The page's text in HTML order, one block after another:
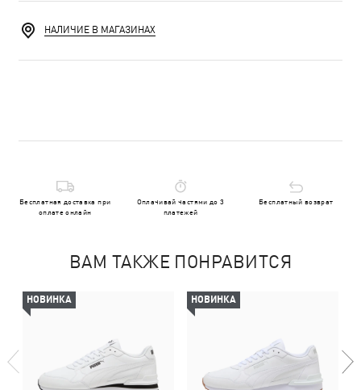
НАЛИЧИЕ В МАГАЗИНАХ
Бесплатная доставка при
оплате онлайн
Оплачивай частями до 3
платежей
Бесплатный возврат
ВАМ ТАКЖЕ ПОНРАВИТСЯ
НОВИНКА НОВИНКА